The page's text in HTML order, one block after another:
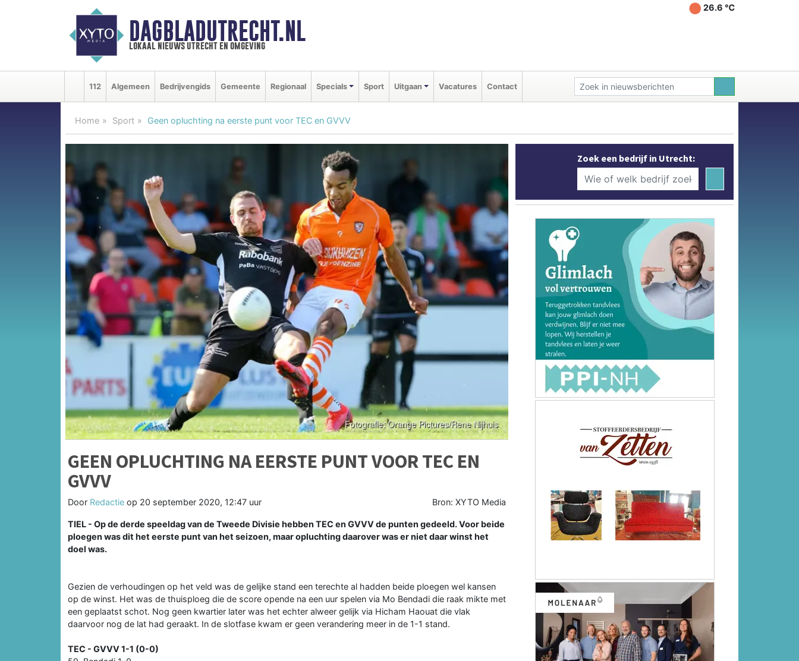
DAGBLADUTRECHT.NL
lokaal nieuws utrecht en omgeving
26.6 ℃
112 Algemeen Bedrijvengids Gemeente Regionaal Specials Sport Uitgaan Vacatures Contact
Home Sport Geen opluchting na eerste punt voor TEC en GVVV
GEEN OPLUCHTING NA EERSTE PUNT VOOR TEC EN
GVVV
Door Redactie op 20 september 2020, 12:47 uur Bron: XYTO Media
TIEL - Op de derde speeldag van de Tweede Divisie hebben TEC en GVVV de punten gedeeld. Voor beide
ploegen was dit het eerste punt van het seizoen, maar opluchting daarover was er niet daar winst het
doel was.
Gezien de verhoudingen op het veld was de gelijke stand een terechte al hadden beide ploegen wel kansen
op de winst. Het was de thuisploeg die de score opende na een uur spelen via Mo Bendadi die raak mikte met
een geplaatst schot. Nog geen kwartier later was het echter alweer gelijk via Hicham Haouat die vlak
daarvoor nog de lat had geraakt. In de slotfase kwam er geen verandering meer in de 1-1 stand.
TEC - GVVV 1-1 (0-0)
Zoek een bedrijf in Utrecht: